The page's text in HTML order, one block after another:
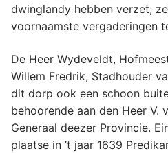
dwinglandy hebben verzet;
voornaamste vergaderingen
De Heer Wydeveldt,
Willem Fredrik, Stadhouder
dit dorp ook een schoon
behoorende aan den Heer V.
Generaal deezer Provincie.
plaatse in ’t jaar 1639